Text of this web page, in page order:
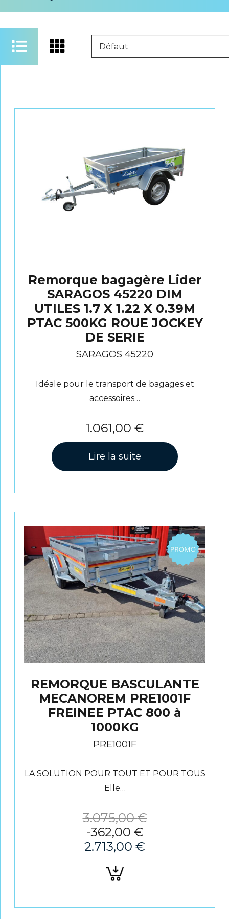
Remorque bagagère Lider
SARAGOS 45220 DIM
UTILES 1.7 X 1.22 X 0.39M
PTAC 500KG ROUE JOCKEY
DE SERIE
SARAGOS 45220
Idéale pour le transport de bagages et
accessoires…
1.061,00 €
Lire la suite
Promo
REMORQUE BASCULANTE
MECANOREM PRE1001F
FREINEE PTAC 800 à
1000KG
PRE1001F
LA SOLUTION POUR TOUT ET POUR TOUS
Elle…
3.075,00€
-362,00 €
2.713,00 €
Ajouter
au